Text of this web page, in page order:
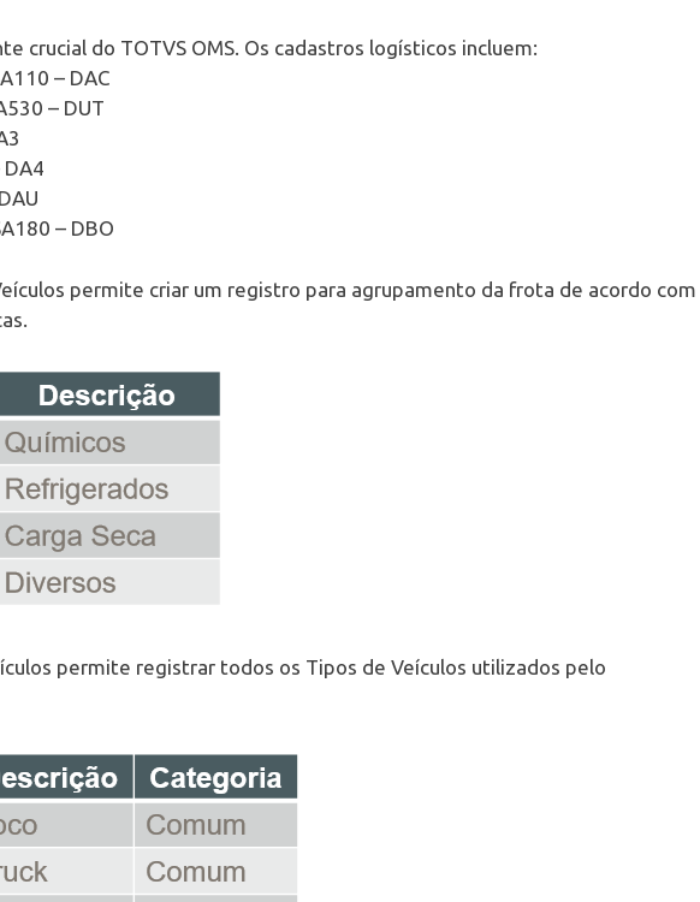
crucial do TOTVS OMS. Os cadastros logísticos incluem:
– DAC
– DUT
– DBO
permite criar um registro para agrupamento da frota de acordo com
permite registrar todos os Tipos de Veículos utilizados pelo